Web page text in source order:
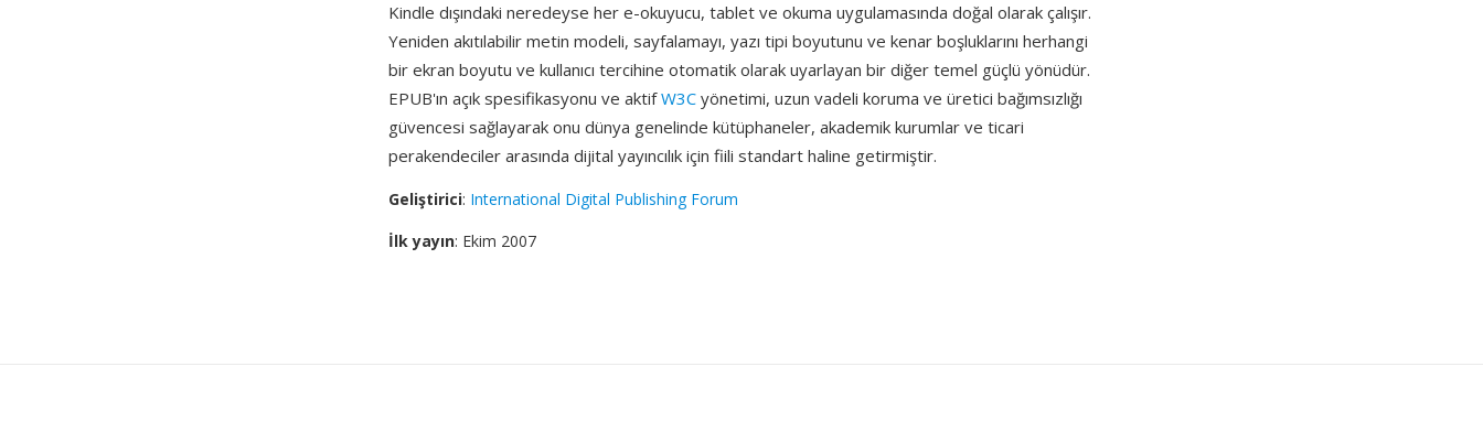
Kindle dışındaki neredeyse her e-okuyucu, tablet ve okuma uygulamasında doğal olarak çalışır.
Yeniden akıtılabilir metin modeli, sayfalamayı, yazı tipi boyutunu ve kenar boşluklarını herhangi
bir ekran boyutu ve kullanıcı tercihine otomatik olarak uyarlayan bir diğer temel güçlü yönüdür.
EPUB'ın açık spesifikasyonu ve aktifW3C yönetimi, uzun vadeli koruma ve üretici bağımsızlığı
güvencesi sağlayarak onu dünya genelinde kütüphaneler, akademik kurumlar ve ticari
perakendeciler arasında dijital yayıncılık için fiili standart haline getirmiştir.
Geliştirici: International Digital Publishing Forum
İlk yayın: Ekim 2007